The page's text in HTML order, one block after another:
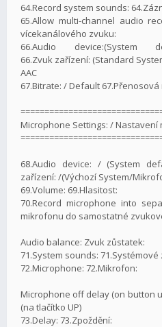
64.Record system sounds:
65.Allow multi-channel audio
vícekanálového zvuku:
66.Audio device:(System
66.Zvuk zařízení: (Standard
AAC
67.Bitrate: / Default
Microphone Settings: / Nastavení
68.Audio device: / (System
zařízení: /(Výchozí System/
69.Volume: 69.Hlasitost:
70.Record microphone into
mikrofonu do samostatné
Audio balance: Zvuk zůstatek:
71.System sounds: 71.Systémové
72.Microphone: 72.Mikrofon:
Microphone off delay (on button
(na tlačítko UP)
73.Delay: 73.Zpoždění: